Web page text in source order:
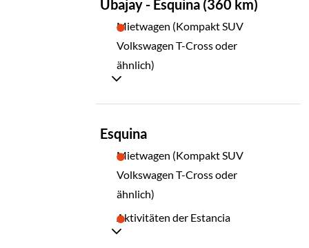
Ubajay - Esquina (360 km)
Mietwagen (Kompakt SUV
Volkswagen T-Cross oder
ähnlich)
Esquina
Mietwagen (Kompakt SUV
Volkswagen T-Cross oder
ähnlich)
Aktivitäten der Estancia